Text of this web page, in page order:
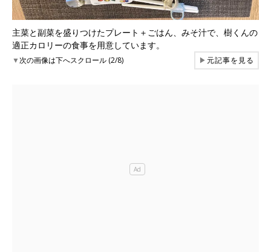
主菜と副菜を盛りつけたプレート＋ごはん、みそ汁で、樹くんの
適正カロリーの食事を用意しています。
▼次の画像は下へスクロール (2/8) ▶元記事を見る